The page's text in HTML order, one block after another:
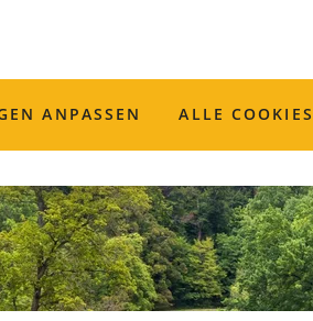
ANPASSEN ALLE